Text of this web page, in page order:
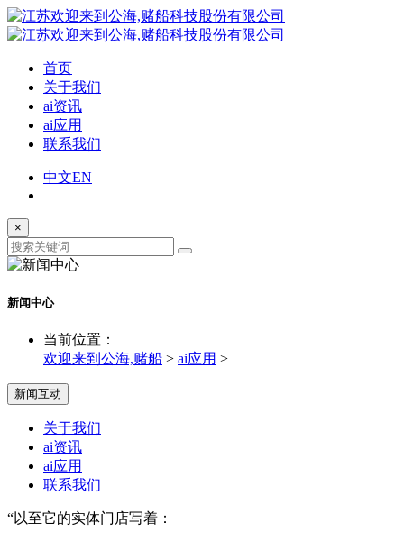
首页
关于我们
ai资讯
ai应用
联系我们
中文EN
×
新闻中心
当前位置：
欢迎来到公海,赌船 > ai应用 >
新闻互动
关于我们
ai资讯
ai应用
联系我们
“以至它的实体门店写着：